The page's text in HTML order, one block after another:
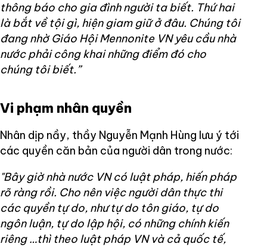
thông báo cho gia đình người ta biết. Thứ hai
là bắt về tội gì, hiện giam giữ ở đâu. Chúng tôi
đang nhờ Giáo Hội Mennonite VN yêu cầu nhà
nước phải công khai những điểm đó cho
chúng tôi biết.”
Vi phạm nhân quyền
Nhân dịp nầy, thầy Nguyễn Mạnh Hùng lưu ý tới
các quyền căn bản của người dân trong nước:
"Bây giờ nhà nước VN có luật pháp, hiến pháp
rõ ràng rồi. Cho nên việc người dân thực thi
các quyền tự do, như tự do tôn giáo, tự do
ngôn luận, tự do lập hội, có những chính kiến
riêng …thì theo luật pháp VN và cả quốc tế,